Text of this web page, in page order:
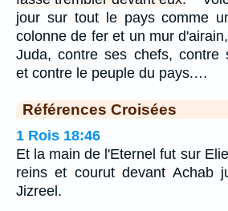
jour sur tout le pays comme
colonne de fer et un mur
Juda, contre ses chefs, contre
et contre le peuple du pays.…
Références Croisées
1 Rois 18:46
Et la main de l'Eternel fut sur
reins et courut devant Achab
Jizreel.